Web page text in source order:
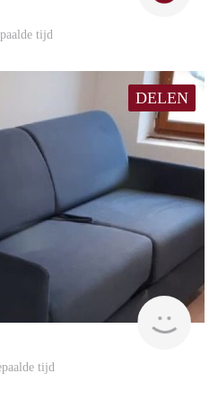
tijd
DELEN
tijd